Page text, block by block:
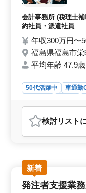
車
シ
の
会計事務所 (税理士
約社員・派遣社員
年収300万円〜
福島県福島市
平均年齢 47.9
50代活躍中 車通勤
おすすめポイント
＜経験者の活躍＞
富な自動車整備士
から70代までのベ
な経験と知識を共
スキルの向上も
駐車場完備＞ 自動
きるよう、無料駐
検討リスト
新着
発注者支援業